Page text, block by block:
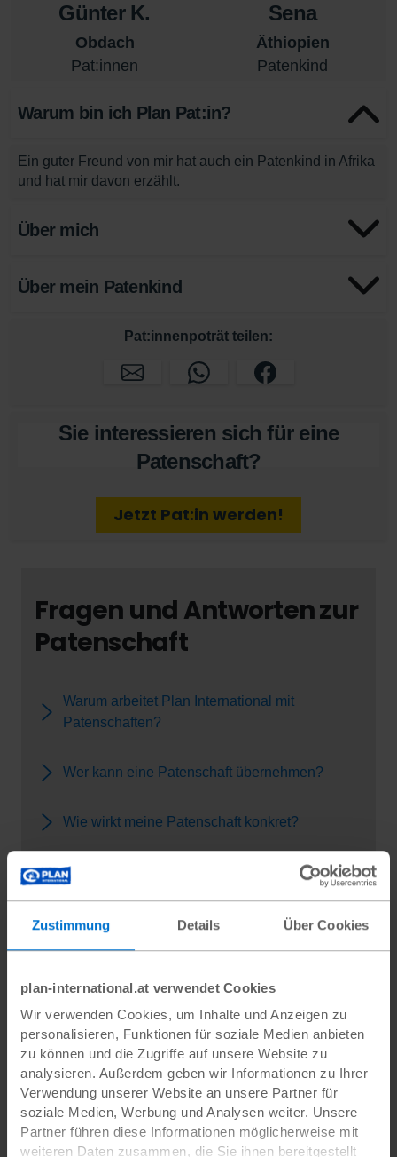
Zustimmung Details Über Cookies
plan-international.at verwendet Cookies
Wir verwenden Cookies, um Inhalte und Anzeigen zu
personalisieren, Funktionen für soziale Medien anbieten
zu können und die Zugriffe auf unsere Website zu
analysieren. Außerdem geben wir Informationen zu Ihrer
Verwendung unserer Website an unsere Partner für
soziale Medien, Werbung und Analysen weiter. Unsere
Partner führen diese Informationen möglicherweise mit
weiteren Daten zusammen, die Sie ihnen bereitgestellt
Günter K.
Obdach
Pat:innen
Sena
Äthiopien
Patenkind
Warum bin ich Plan Pat:in?
Ein guter Freund von mir hat auch ein Patenkind in Afrika
und hat mir davon erzählt.
Über mich
Über mein Patenkind
Pat:innenpoträt teilen:
Sie interessieren sich für eine
Patenschaft?
Jetzt Pat:in werden!
Fragen und Antworten zur
Patenschaft
Warum arbeitet Plan International mit
Patenschaften?
Wer kann eine Patenschaft übernehmen?
Wie wirkt meine Patenschaft konkret?
Wie informiert Plan International seine
Was erhalte ich zu Beginn und im Laufe
meiner Patenschaft?
Kann ich eine Patenschaft verschenken?
Gehe ich mit einer Patenschaft rechtliche
Verpflichtungen ein?